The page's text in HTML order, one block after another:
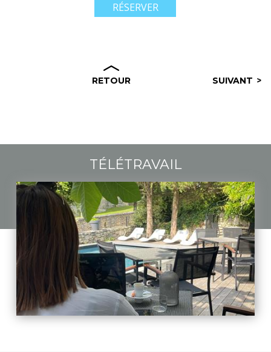
RÉSERVER
SUIVANT
RETOUR
TÉLÉTRAVAIL